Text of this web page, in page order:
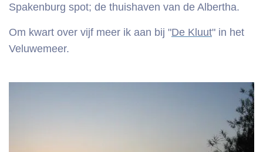
Spakenburg spot; de thuishaven van de Albertha.
Om kwart over vijf meer ik aan bij "De Kluut" in het
Veluwemeer.